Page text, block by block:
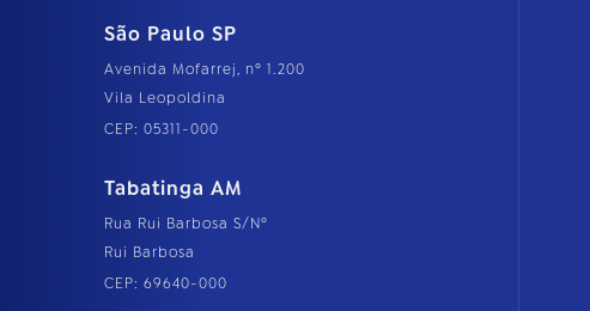
São Paulo SP
Avenida Mofarrej, nº 1.200
Vila Leopoldina
CEP: 05311-000
Tabatinga AM
Rua Rui Barbosa S/Nº
Rui Barbosa
CEP: 69640-000